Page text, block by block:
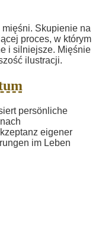
persönliche
eigener
im Leben